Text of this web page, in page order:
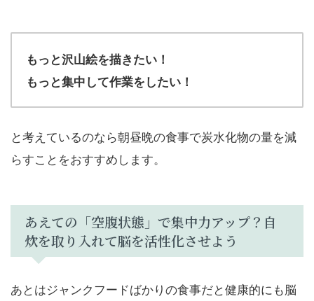
もっと沢山絵を描きたい！
もっと集中して作業をしたい！
と考えているのなら朝昼晩の食事で炭水化物の量を減
らすことをおすすめします。
あえての「空腹状態」で集中力アップ？自
炊を取り入れて脳を活性化させよう
あとはジャンクフードばかりの食事だと健康的にも脳